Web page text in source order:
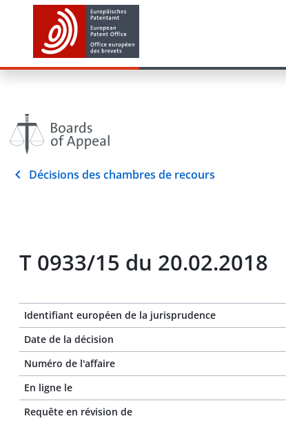
Décisions des chambres de recours
T 0933/15 du 20.02.2018
Identifiant européen de la jurisprudence
Date de la décision
Numéro de l'affaire
En ligne le
Requête en révision de